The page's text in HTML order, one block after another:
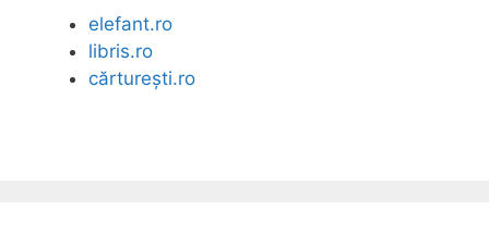
elefant.ro
libris.ro
cărturești.ro